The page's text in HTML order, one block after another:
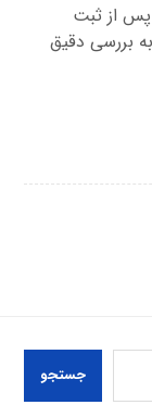
از ثبت
بررسی دقیق
جستجو